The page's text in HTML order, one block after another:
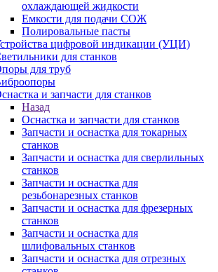
охлаждающей жидкости
Емкости для подачи СОЖ
Полировальные пасты
цифровой индикации (УЦИ)
для станков
для труб
и запчасти для станков
Назад
Оснастка и запчасти для станков
Запчасти и оснастка для токарных
станков
Запчасти и оснастка для сверлильных
станков
Запчасти и оснастка для
резьбонарезных станков
Запчасти и оснастка для фрезерных
станков
Запчасти и оснастка для
шлифовальных станков
Запчасти и оснастка для отрезных